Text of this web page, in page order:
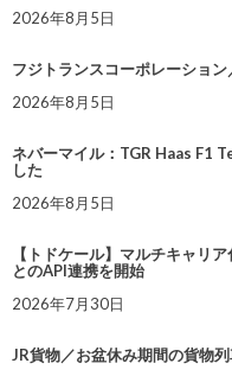
2026年8月5日
フジトランスコーポレーショ
2026年8月5日
ネバーマイル：TGR Haas F1
した
2026年8月5日
【トドケール】マルチキャリ
とのAPI連携を開始
2026年7月30日
JR貨物／お盆休み期間の貨物